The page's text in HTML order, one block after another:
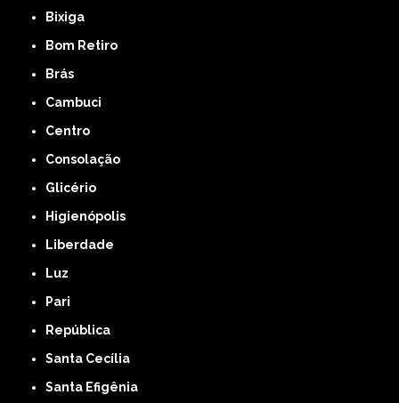
Bixiga
Bom Retiro
Brás
Cambuci
Centro
Consolação
Glicério
Higienópolis
Liberdade
Luz
Pari
República
Santa Cecília
Santa Efigênia